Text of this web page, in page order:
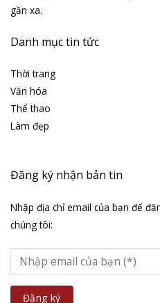
gần xa.
Danh mục tin tức
Thời trang
Văn hóa
Thể thao
Làm đẹp
Đăng ký nhận bản tin
Nhập địa chỉ email của bạn để
chúng tôi: